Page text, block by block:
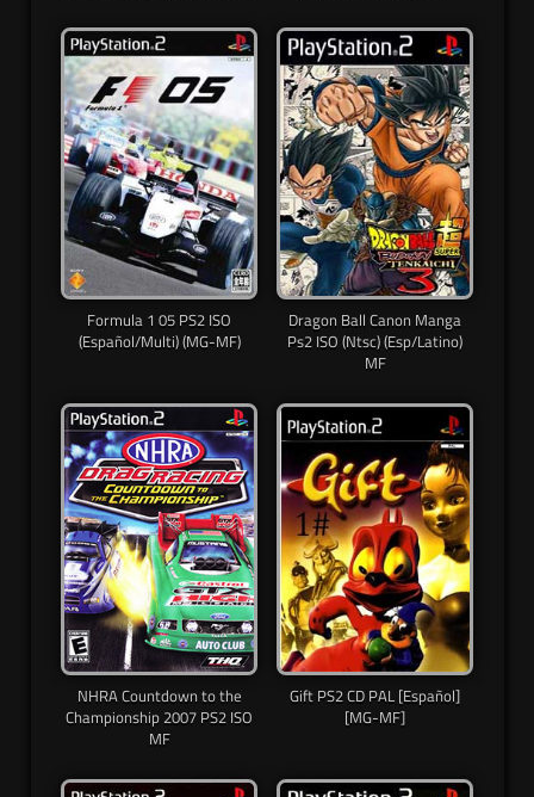
Formula 1 05 PS2 ISO
(Español/Multi) (MG-MF)
Dragon Ball Canon Manga
Ps2 ISO (Ntsc) (Esp/Latino)
MF
NHRA Countdown to the
Championship 2007 PS2 ISO
MF
Gift PS2 CD PAL [Español]
[MG-MF]